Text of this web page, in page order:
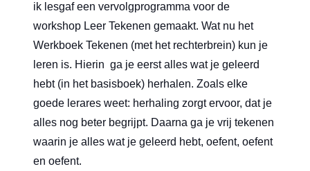
ik lesgaf een vervolgprogramma voor de
workshop Leer Tekenen gemaakt. Wat nu het
Werkboek Tekenen (met het rechterbrein) kun je
leren is. Hierin ga je eerst alles wat je geleerd
hebt (in het basisboek) herhalen. Zoals elke
goede lerares weet: herhaling zorgt ervoor, dat je
alles nog beter begrijpt. Daarna ga je vrij tekenen
waarin je alles wat je geleerd hebt, oefent, oefent
en oefent.